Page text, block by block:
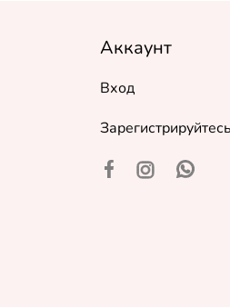
Аккаунт
Вход
Зарегистрируйтесь